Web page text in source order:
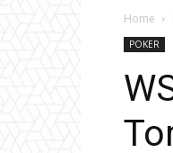
Home
POKER